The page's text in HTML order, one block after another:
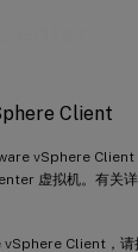
Client
vSphere Client
虚拟机。有关
Client，请